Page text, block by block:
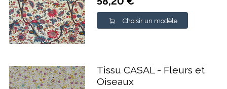
Choisir un modèle
Tissu CASAL - Fleurs et
Oiseaux